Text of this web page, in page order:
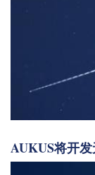
AUKUS将开发